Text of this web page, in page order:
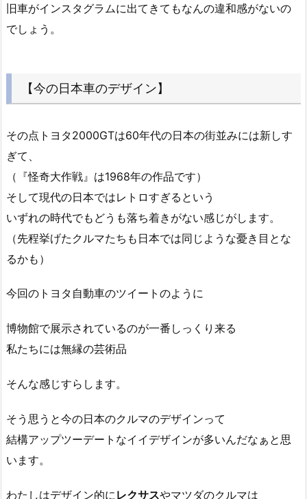
旧車がインスタグラムに出てきてもなんの違和感がないの
でしょう。
【今の日本車のデザイン】
その点トヨタ2000GTは60年代の日本の街並みには新しす
ぎて、
（『怪奇大作戦』は1968年の作品です）
そして現代の日本ではレトロすぎるという
いずれの時代でもどうも落ち着きがない感じがします。
（先程挙げたクルマたちも日本では同じような憂き目とな
るかも）
今回のトヨタ自動車のツイートのように
博物館で展示されているのが一番しっくり来る
私たちには無縁の芸術品
そんな感じすらします。
そう思うと今の日本のクルマのデザインって
結構アップツーデートなイイデザインが多いんだなぁと思
います。
わたしはデザイン的に レクサスやマツダのクルマは